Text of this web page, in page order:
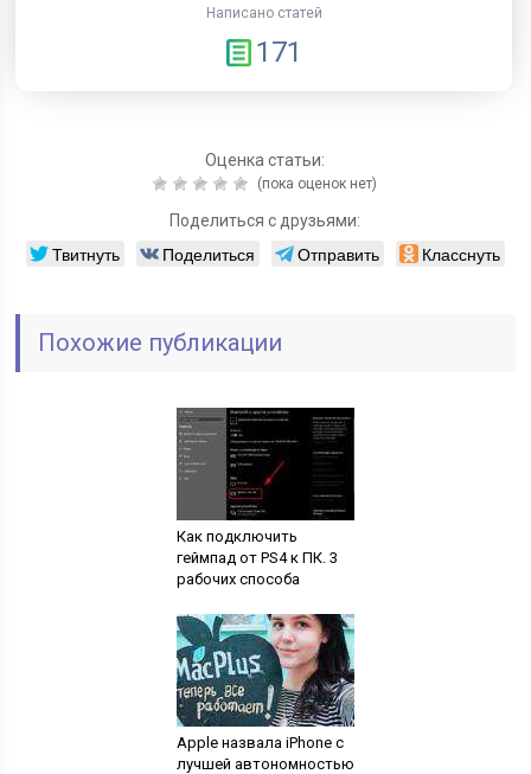
Написано статей
171
Оценка статьи:
(пока оценок нет)
Поделиться с друзьями:
Твитнуть Поделиться Отправить Класснуть
Похожие публикации
Как подключить
геймпад от PS4 к ПК. 3
рабочих способа
Apple назвала iPhone с
лучшей автономностью